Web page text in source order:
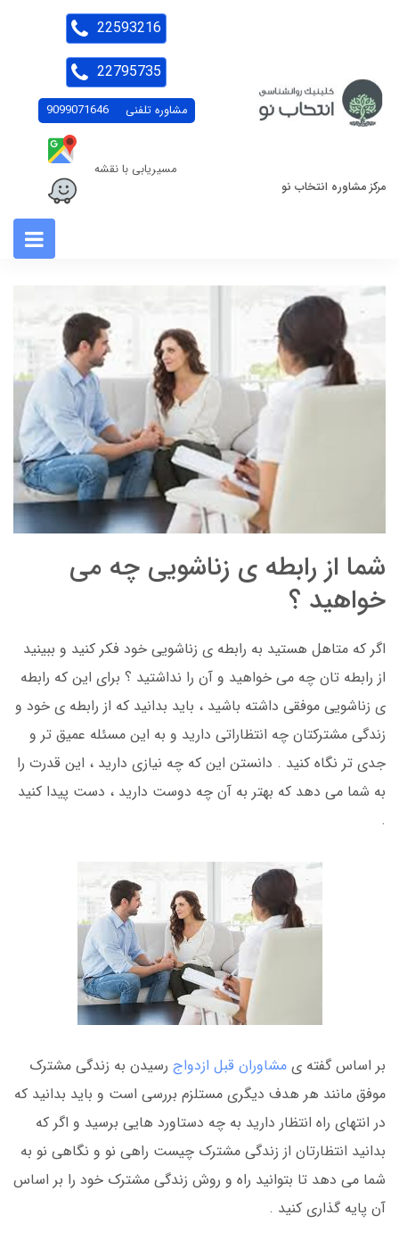
مرکز مشاوره انتخاب نو
مشاوره تلفنی 9099071646
مسیریابی با نقشه
22593216
22795735
شما از رابطه ی زناشویی چه می
خواهید ؟
اگر که متاهل هستید به رابطه ی زناشویی خود فکر کنید و ببینید
از رابطه تان چه می خواهید و آن را نداشتید ؟ برای این که رابطه
ی زناشویی موفقی داشته باشید ، باید بدانید که از رابطه ی خود و
زندگی مشترکتان چه انتظاراتی دارید و به این مسئله عمیق تر و
جدی تر نگاه کنید . دانستن این که چه نیازی دارید ، این قدرت را
به شما می دهد که بهتر به آن چه دوست دارید ، دست پیدا کنید
.
بر اساس گفته ی مشاوران قبل ازدواج رسیدن به زندگی مشترک
موفق مانند هر هدف دیگری مستلزم بررسی است و باید بدانید که
در انتهای راه انتظار دارید به چه دستاورد هایی برسید و اگر که
بدانید انتظارتان از زندگی مشترک چیست راهی نو و نگاهی نو به
شما می دهد تا بتوانید راه و روش زندگی مشترک خود را بر اساس
آن پایه گذاری کنید .